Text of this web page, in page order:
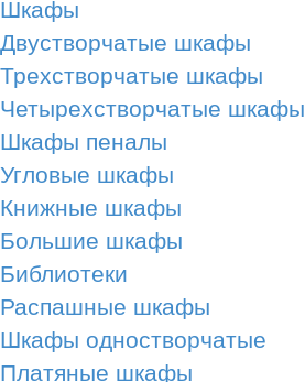
Шкафы
Двустворчатые шкафы
Трехстворчатые шкафы
Четырехстворчатые шкафы
Шкафы пеналы
Угловые шкафы
Книжные шкафы
Большие шкафы
Библиотеки
Распашные шкафы
Шкафы одностворчатые
Платяные шкафы